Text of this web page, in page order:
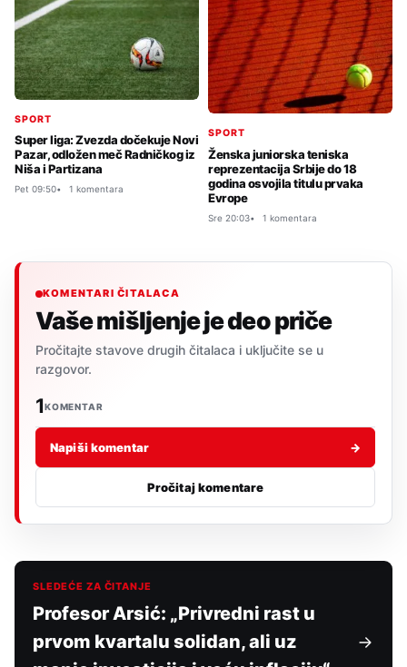
SPORT
Super liga: Zvezda dočekuje Novi
Pazar, odložen meč Radničkog iz
Niša i Partizana
Pet 09:50 1 komentara
SPORT
Ženska juniorska teniska
reprezentacija Srbije do 18
godina osvojila titulu prvaka
Evrope
Sre 20:03 1 komentara
KOMENTARI ČITALACA
Vaše mišljenje je deo priče
Pročitajte stavove drugih čitalaca i uključite se u
razgovor.
1KOMENTAR
Napiši komentar →
Pročitaj komentare
SLEDEĆE ZA ČITANJE
Profesor Arsić: „Privredni rast u
prvom kvartalu solidan, ali uz